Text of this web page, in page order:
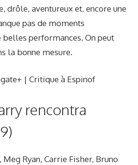
drôle, aventureux et, encore une
pas de moments
performances. On peut
la bonne mesure.
| Critique à Espinof
rencontra
Ryan, Carrie Fisher, Bruno